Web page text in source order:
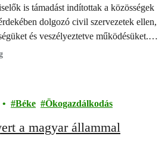
is támadást indítottak a közösségek
dolgozó civil szervezetek ellen,
és veszélyeztetve működésüket.
csoportokat és embereket segítő
megtámadottak mellett, és elutasítjuk a
Béke Ökogazdálkodás
a magyar állammal